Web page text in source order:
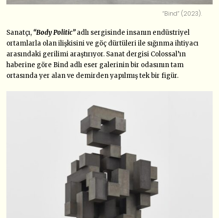
“Bind” (2023).
Sanatçı, “Body Politic”adlı sergisinde insanın endüstriyel
ortamlarla olan ilişkisini ve göç dürtüleri ile sığınma ihtiyacı
arasındaki gerilimi araştırıyor. Sanat dergisi Colossal’ın
haberine göre Bind adlı eser galerinin bir odasının tam
ortasında yer alan ve demirden yapılmış tek bir figür.